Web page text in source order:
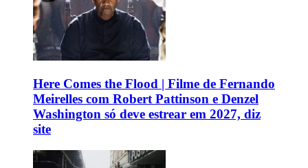
Here Comes the Flood | Filme de Fernando
Meirelles com Robert Pattinson e Denzel
Washington só deve estrear em 2027, diz
site